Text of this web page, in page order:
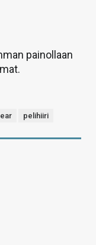
painollaan
pelihiiri